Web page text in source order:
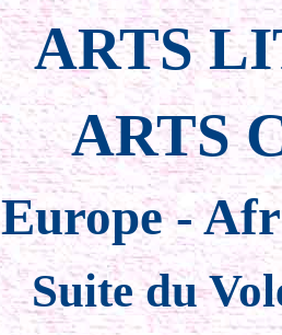
ARTS
ARTS
Europe -
Suite du